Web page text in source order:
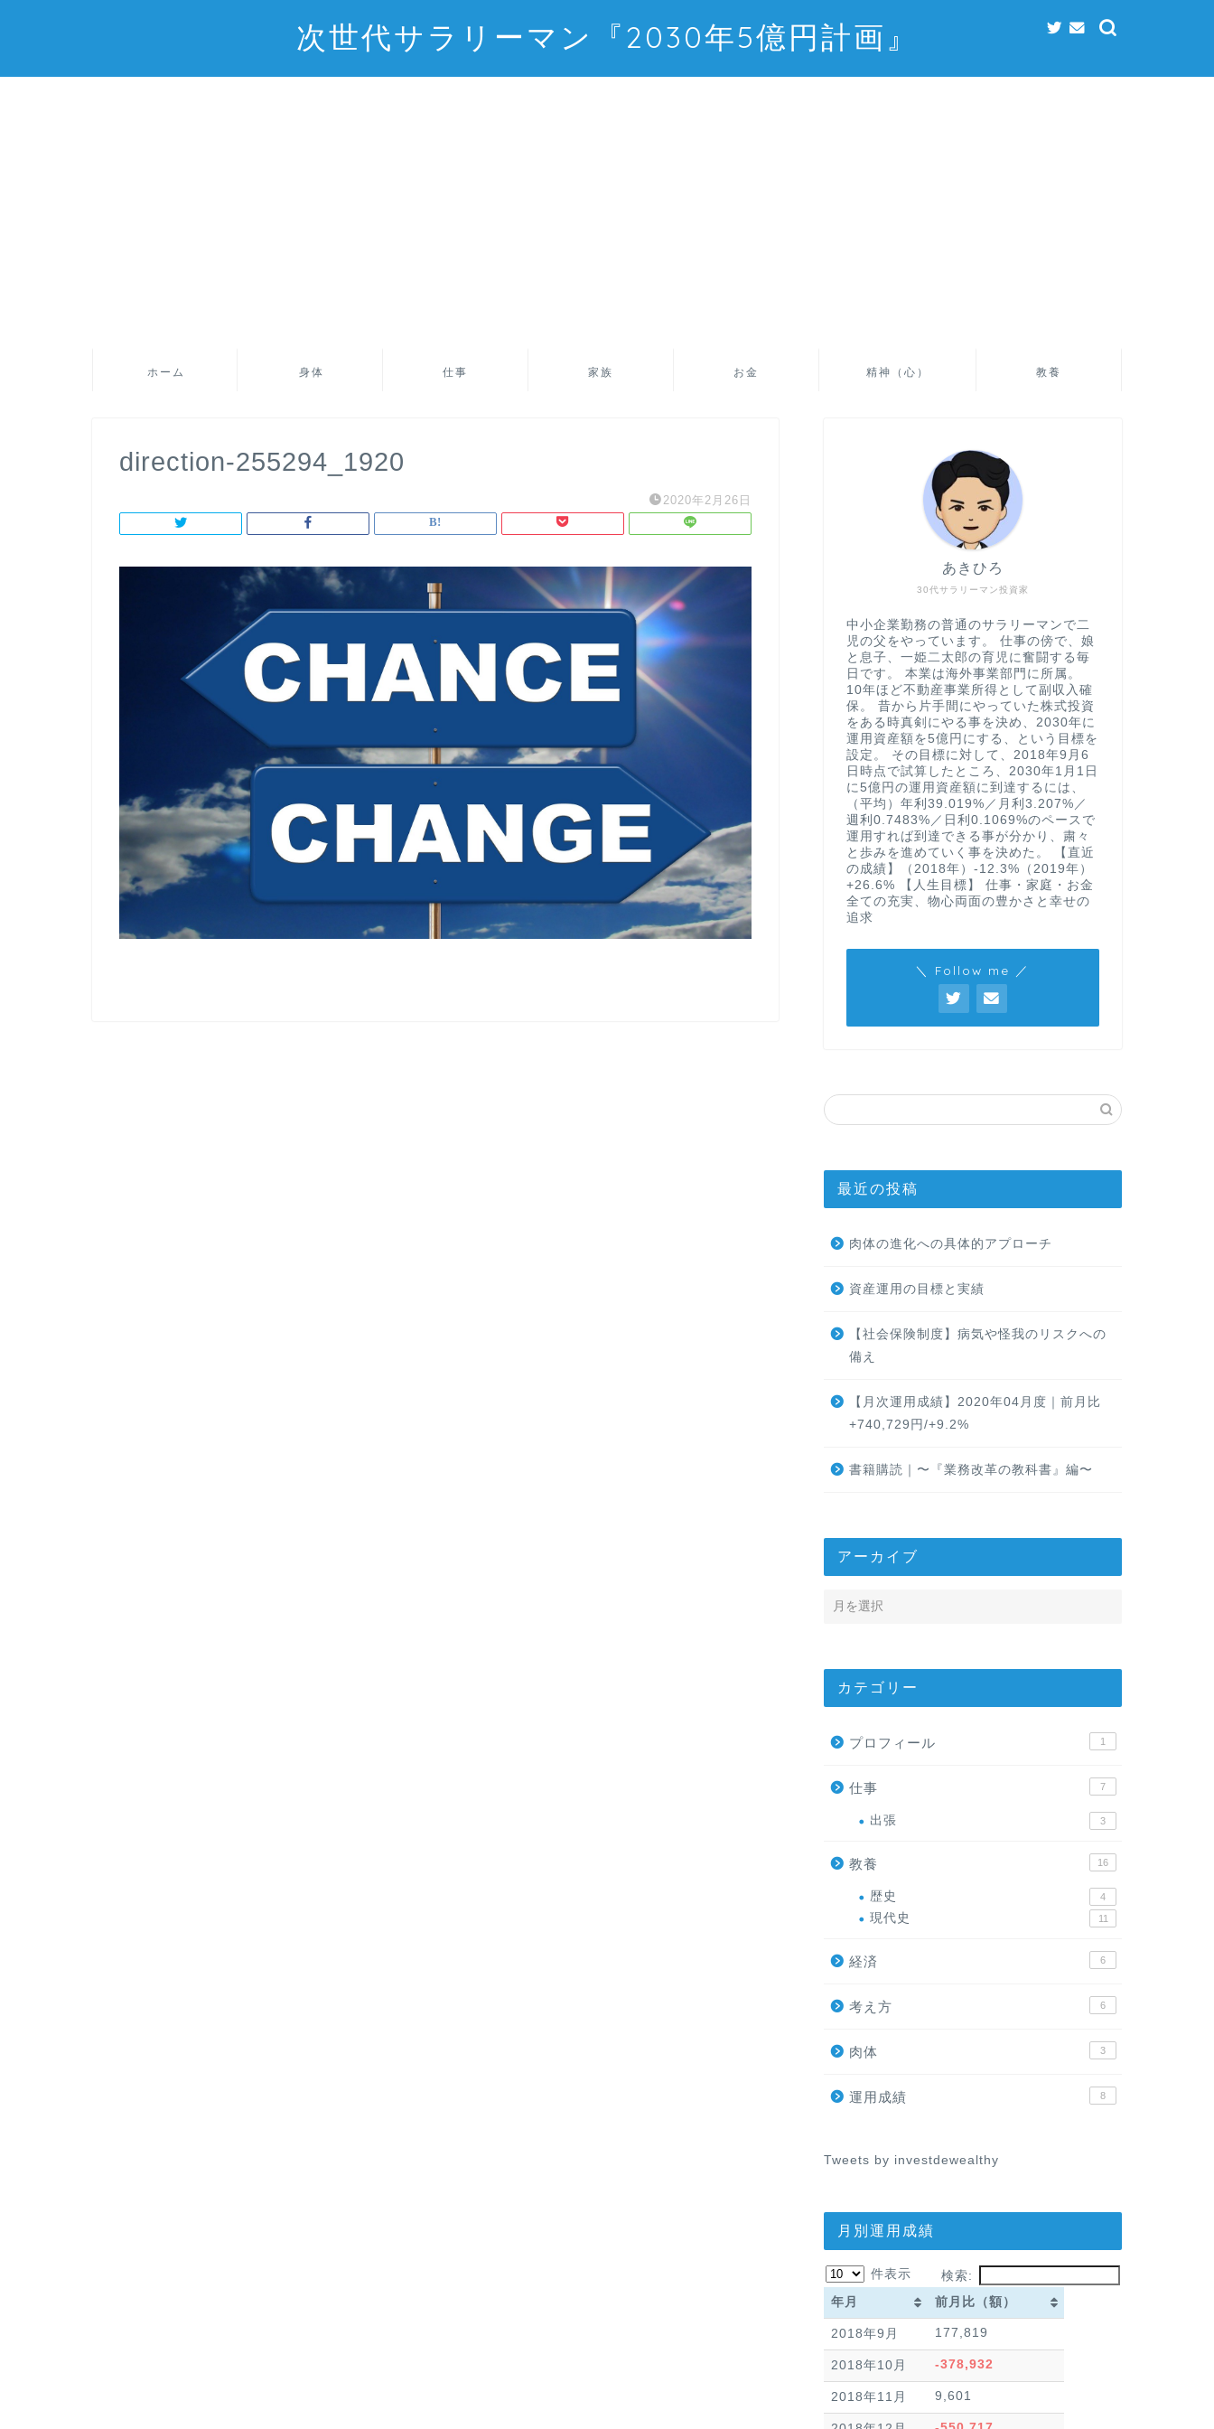
次世代サラリーマン『2030年5億円計画』
ホーム 身体 仕事 家族 お金 精神（心） 教養
direction-255294_1920
2020年2月26日
30代サラリーマン投資家
あきひろ
中小企業勤務の普通のサラリーマンで二
児の父をやっています。 仕事の傍で、娘
と息子、一姫二太郎の育児に奮闘する毎
日です。 本業は海外事業部門に所属。
10年ほど不動産事業所得として副収入確
保。 昔から片手間にやっていた株式投資
をある時真剣にやる事を決め、2030年に
運用資産額を5億円にする、という目標を
設定。 その目標に対して、2018年9月6
日時点で試算したところ、2030年1月1日
に5億円の運用資産額に到達するには、
（平均）年利39.019%／月利3.207%／
週利0.7483%／日利0.1069%のペースで
運用すれば到達できる事が分かり、粛々
と歩みを進めていく事を決めた。 【直近
の成績】（2018年）-12.3%（2019年）
+26.6% 【人生目標】 仕事・家庭・お金
全ての充実、物心両面の豊かさと幸せの
追求
＼ Follow me ／
最近の投稿
肉体の進化への具体的アプローチ
資産運用の目標と実績
【社会保険制度】病気や怪我のリスクへの
備え
【月次運用成績】2020年04月度｜前月比
+740,729円/+9.2%
書籍購読｜〜『業務改革の教科書』編〜
アーカイブ
カテゴリー
プロフィール 1
仕事 7
出張 3
教養 16
歴史 4
現代史 11
経済 6
考え方 6
肉体 3
運用成績 8
Tweets by investdewealthy
月別運用成績
件表示
検索:
年月
前月比（額）
年月
前月比（額）
2018年9月 177,819
2018年10月 -378,932
2018年11月 9,601